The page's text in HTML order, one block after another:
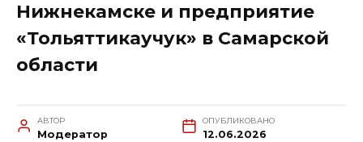
Нижнекамске и предприятие
«Тольяттикаучук» в Самарской
области
АВТОР
Модератор
ОПУБЛИКОВАНО
12.06.2026